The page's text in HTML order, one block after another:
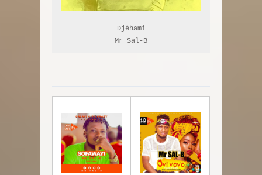
Djèhami
Mr Sal-B